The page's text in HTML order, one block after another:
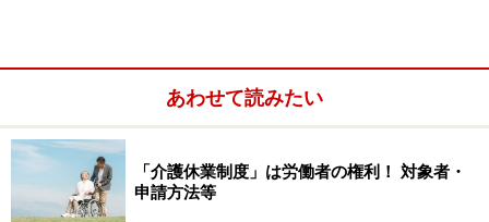
障害高齢者の日常生活自立度
身体障害者の障害程度の等級表
あわせて読みたい
「介護休業制度」は労働者の権利！ 対象者・
申請方法等